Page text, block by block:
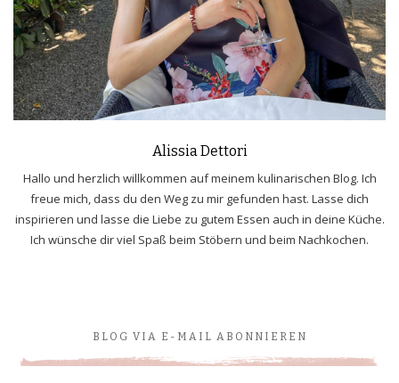
Alissia Dettori
Hallo und herzlich willkommen auf meinem kulinarischen Blog. Ich
freue mich, dass du den Weg zu mir gefunden hast. Lasse dich
inspirieren und lasse die Liebe zu gutem Essen auch in deine Küche.
Ich wünsche dir viel Spaß beim Stöbern und beim Nachkochen.
BLOG VIA E-MAIL ABONNIEREN